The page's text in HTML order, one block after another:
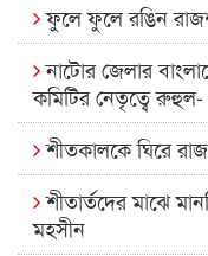
ফুলে ফুলে রঙিন
নাটোর জেলার
কমিটির নেতৃত্বে
শীতকালকে ঘিরে
শীতার্তদের মাঝে
মহসীন